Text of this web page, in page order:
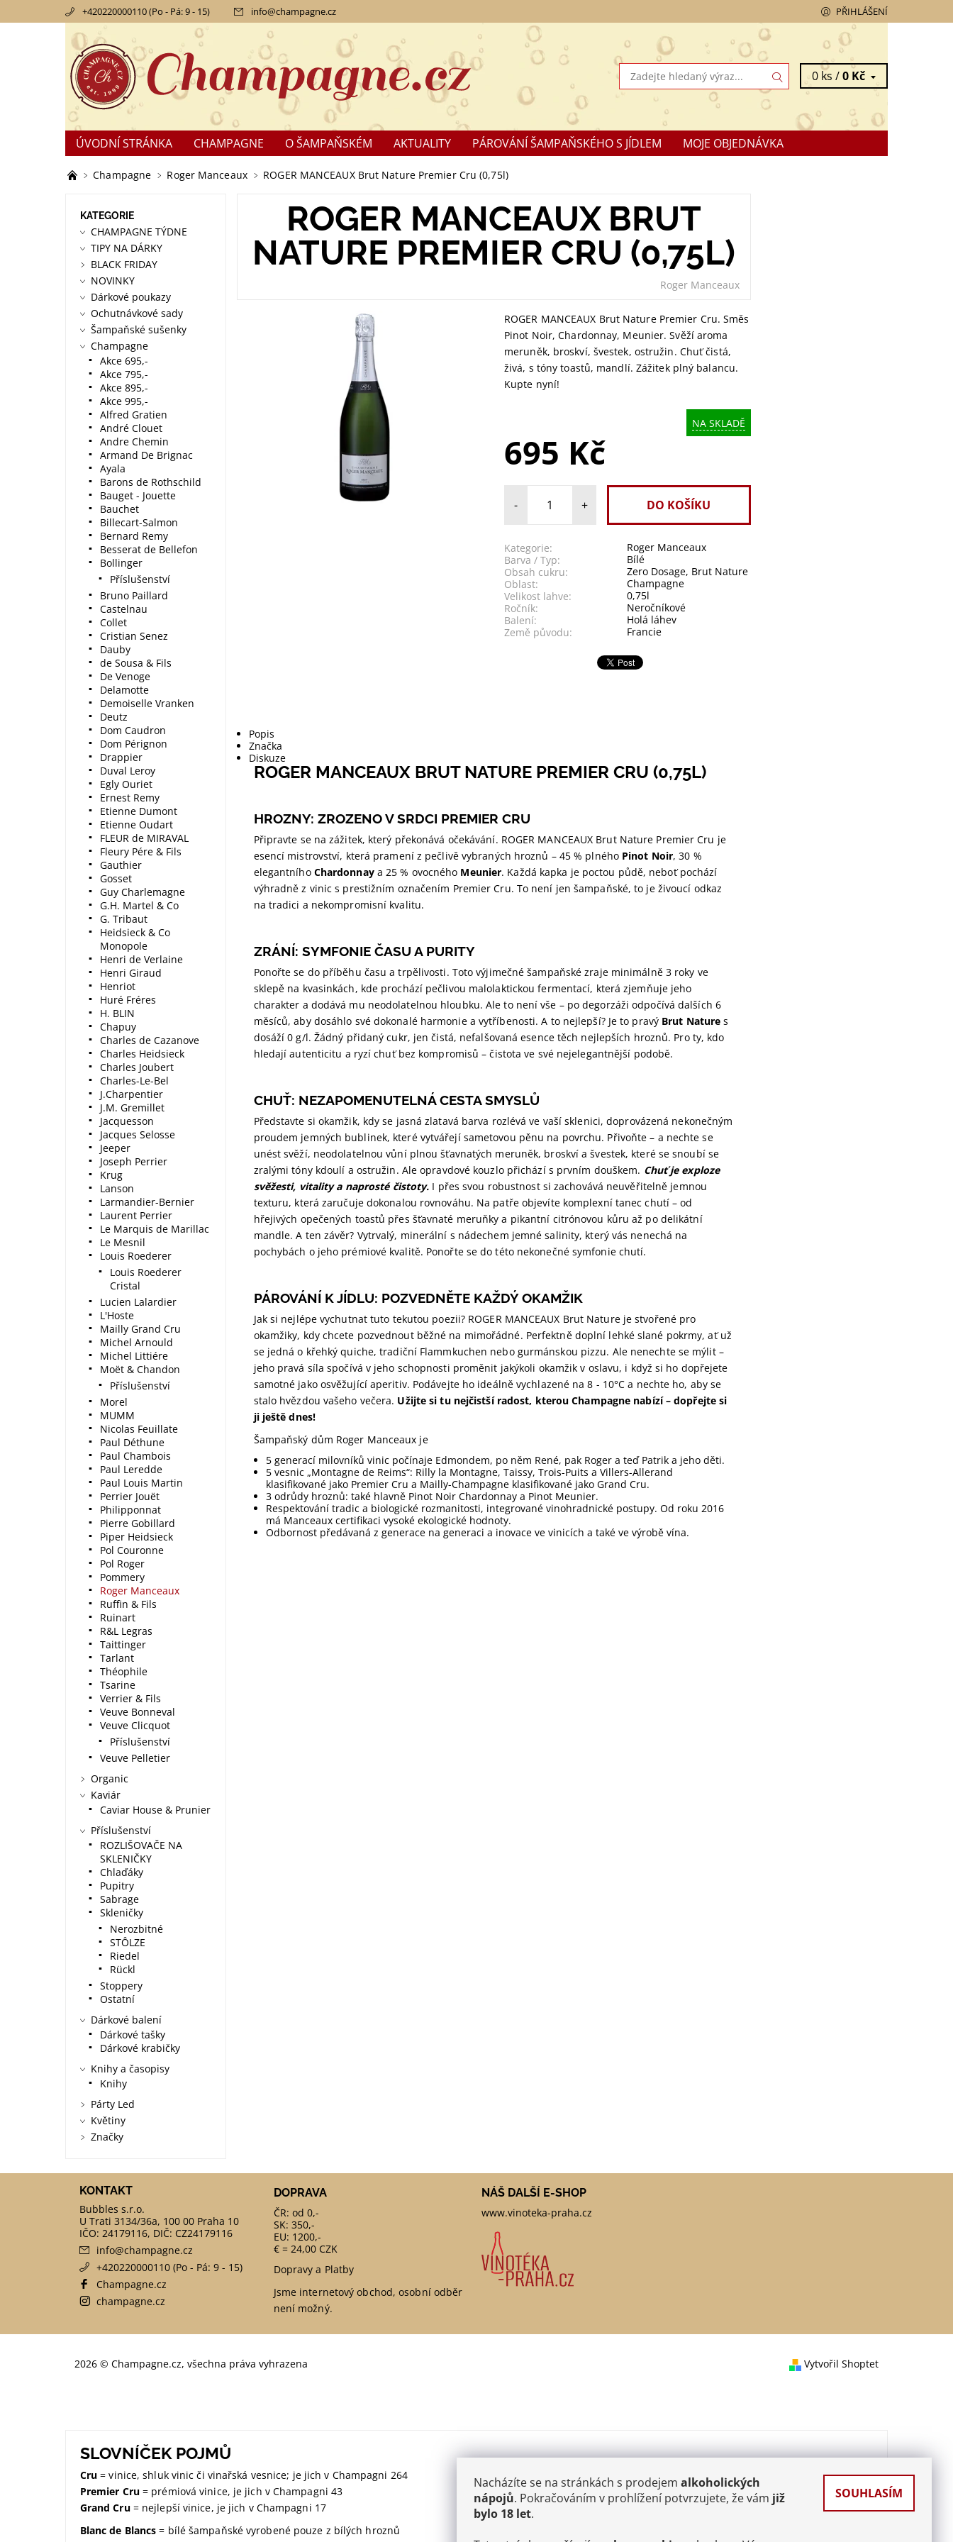
+420220000110 (Po - Pá: 9 - 15) info@champagne.cz PŘIHLÁŠENÍ
0 ks /0 Kč
ÚVODNÍ STRÁNKA CHAMPAGNE O ŠAMPAŇSKÉM AKTUALITY PÁROVÁNÍ ŠAMPAŇSKÉHO S JÍDLEM
MOJE OBJEDNÁVKA
KONTAKTY
OBCHODNÍ PODMÍNKY REKLAMACE
Champagne Roger Manceaux ROGER MANCEAUX Brut Nature Premier Cru (0,75l)
ROGER MANCEAUX BRUT
NATURE PREMIER CRU (0,75L)
Roger Manceaux
ROGER MANCEAUX Brut Nature Premier Cru. Směs
Pinot Noir, Chardonnay, Meunier. Svěží aroma
meruněk, broskví, švestek, ostružin. Chuť čistá,
živá, s tóny toastů, mandlí. Zážitek plný balancu.
Kupte nyní!
NA SKLADĚ
695 Kč
- +
Kategorie:
Roger Manceaux
Barva / Typ:
Bílé
Obsah cukru:
Zero Dosage, Brut Nature
Oblast:
Champagne
Velikost lahve:
0,75l
Ročník:
Neročníkové
Balení:
Holá láhev
Země původu:
Francie
Popis
Značka
Diskuze
ROGER MANCEAUX BRUT NATURE PREMIER CRU (0,75L)
HROZNY: ZROZENO V SRDCI PREMIER CRU
Připravte se na zážitek, který překonává očekávání. ROGER MANCEAUX Brut Nature Premier Cru je
esencí mistrovství, která pramení z pečlivě vybraných hroznů – 45 % plného Pinot Noir, 30 %
elegantního Chardonnaya 25 % ovocného Meunier. Každá kapka je poctou půdě, neboť pochází
výhradně z vinic s prestižním označením Premier Cru. To není jen šampaňské, to je živoucí odkaz
na tradici a nekompromisní kvalitu.
ZRÁNÍ: SYMFONIE ČASU A PURITY
Ponořte se do příběhu času a trpělivosti. Toto výjimečné šampaňské zraje minimálně 3 roky ve
sklepě na kvasinkách, kde prochází pečlivou malolaktickou fermentací, která zjemňuje jeho
charakter a dodává mu neodolatelnou hloubku. Ale to není vše – po degorzáži odpočívá dalších 6
měsíců, aby dosáhlo své dokonalé harmonie a vytříbenosti. A to nejlepší? Je to pravý Brut Nature s
dosáží 0 g/l. Žádný přidaný cukr, jen čistá, nefalšovaná esence těch nejlepších hroznů. Pro ty, kdo
hledají autenticitu a ryzí chuť bez kompromisů – čistota ve své nejelegantnější podobě.
CHUŤ: NEZAPOMENUTELNÁ CESTA SMYSLŮ
Představte si okamžik, kdy se jasná zlatavá barva rozlévá ve vaší sklenici, doprovázená nekonečným
proudem jemných bublinek, které vytvářejí sametovou pěnu na povrchu. Přivoňte – a nechte se
unést svěží, neodolatelnou vůní plnou šťavnatých meruněk, broskví a švestek, které se snoubí se
zralými tóny kdoulí a ostružin. Ale opravdové kouzlo přichází s prvním douškem. Chuť je exploze
svěžesti, vitality a naprosté čistoty. I přes svou robustnost si zachovává neuvěřitelně jemnou
texturu, která zaručuje dokonalou rovnováhu. Na patře objevíte komplexní tanec chutí – od
hřejivých opečených toastů přes šťavnaté meruňky a pikantní citrónovou kůru až po delikátní
mandle. A ten závěr? Vytrvalý, minerální s nádechem jemné salinity, který vás nenechá na
pochybách o jeho prémiové kvalitě. Ponořte se do této nekonečné symfonie chutí.
PÁROVÁNÍ K JÍDLU: POZVEDNĚTE KAŽDÝ OKAMŽIK
Jak si nejlépe vychutnat tuto tekutou poezii? ROGER MANCEAUX Brut Nature je stvořené pro
okamžiky, kdy chcete pozvednout běžné na mimořádné. Perfektně doplní lehké slané pokrmy, ať už
se jedná o křehký quiche, tradiční Flammkuchen nebo gurmánskou pizzu. Ale nenechte se mýlit –
jeho pravá síla spočívá v jeho schopnosti proměnit jakýkoli okamžik v oslavu, i když si ho dopřejete
samotné jako osvěžující aperitiv. Podávejte ho ideálně vychlazené na 8 - 10°C a nechte ho, aby se
stalo hvězdou vašeho večera. Užijte si tu nejčistší radost, kterou Champagne nabízí – dopřejte si
ji ještě dnes!
Šampaňský dům Roger Manceaux je
5 generací milovníků vinic počínaje Edmondem, po něm René, pak Roger a teď Patrik a jeho děti.
5 vesnic „Montagne de Reims“: Rilly la Montagne, Taissy, Trois-Puits a Villers-Allerand
klasifikované jako Premier Cru a Mailly-Champagne klasifikované jako Grand Cru.
3 odrůdy hroznů: také hlavně Pinot Noir Chardonnay a Pinot Meunier.
Respektování tradic a biologické rozmanitosti, integrované vinohradnické postupy. Od roku 2016
má Manceaux certifikaci vysoké ekologické hodnoty.
Odbornost předávaná z generace na generaci a inovace ve vinicích a také ve výrobě vína.
KATEGORIE
CHAMPAGNE TÝDNE
TIPY NA DÁRKY
BLACK FRIDAY
NOVINKY
Dárkové poukazy
Ochutnávkové sady
Šampaňské sušenky
Champagne
Akce 695,-
Akce 795,-
Akce 895,-
Akce 995,-
Alfred Gratien
André Clouet
Andre Chemin
Armand De Brignac
Ayala
Barons de Rothschild
Bauget - Jouette
Bauchet
Billecart-Salmon
Bernard Remy
Besserat de Bellefon
Bollinger
Příslušenství
Bruno Paillard
Castelnau
Collet
Cristian Senez
Dauby
de Sousa & Fils
De Venoge
Delamotte
Demoiselle Vranken
Deutz
Dom Caudron
Dom Pérignon
Drappier
Duval Leroy
Egly Ouriet
Ernest Remy
Etienne Dumont
Etienne Oudart
FLEUR de MIRAVAL
Fleury Pére & Fils
Gauthier
Gosset
Guy Charlemagne
G.H. Martel & Co
G. Tribaut
Heidsieck & Co
Monopole
Henri de Verlaine
Henri Giraud
Henriot
Huré Fréres
H. BLIN
Chapuy
Charles de Cazanove
Charles Heidsieck
Charles Joubert
Charles-Le-Bel
J.Charpentier
J.M. Gremillet
Jacquesson
Jacques Selosse
Jeeper
Joseph Perrier
Krug
Lanson
Larmandier-Bernier
Laurent Perrier
Le Marquis de Marillac
Le Mesnil
Louis Roederer
Louis Roederer
Cristal
Lucien Lalardier
L'Hoste
Mailly Grand Cru
Michel Arnould
Michel Littiére
Moët & Chandon
Příslušenství
Morel
MUMM
Nicolas Feuillate
Paul Déthune
Paul Chambois
Paul Leredde
Paul Louis Martin
Perrier Jouët
Philipponnat
Pierre Gobillard
Piper Heidsieck
Pol Couronne
Pol Roger
Pommery
Roger Manceaux
Ruffin & Fils
Ruinart
R&L Legras
Taittinger
Tarlant
Théophile
Tsarine
Verrier & Fils
Veuve Bonneval
Veuve Clicquot
Příslušenství
Veuve Pelletier
Organic
Kaviár
Caviar House & Prunier
Příslušenství
ROZLIŠOVAČE NA
SKLENIČKY
Chlaďáky
Pupitry
Sabrage
Skleničky
Nerozbitné
STÔLZE
Riedel
Rückl
Stoppery
Ostatní
Dárkové balení
Dárkové tašky
Dárkové krabičky
Knihy a časopisy
Knihy
Párty Led
Květiny
Značky
KONTAKT
info@champagne.cz
+420220000110 (Po - Pá: 9 - 15)
Champagne.cz
champagne.cz
DOPRAVA
ČR: od 0,-
SK: 350,-
EU: 1200,-
€ = 24,00 CZK
Dopravy a Platby
Jsme internetový obchod, osobní odběr
není možný.
NÁŠ DALŠÍ E-SHOP
www.vinoteka-praha.cz
2026 © Champagne.cz, všechna práva vyhrazena Vytvořil Shoptet
SLOVNÍČEK POJMŮ
Cru = vinice, shluk vinic či vinařská vesnice; je jich v Champagni 264
Premier Cru= prémiová vinice, je jich v Champagni 43
Grand Cru= nejlepší vinice, je jich v Champagni 17
Blanc de Blancs = bílé šampaňské vyrobené pouze z bílých hroznů
Nacházíte se na stránkách s prodejem alkoholických
nápojů. Pokračováním v prohlížení potvrzujete, že vám již
bylo 18 let.
SOUHLASÍM